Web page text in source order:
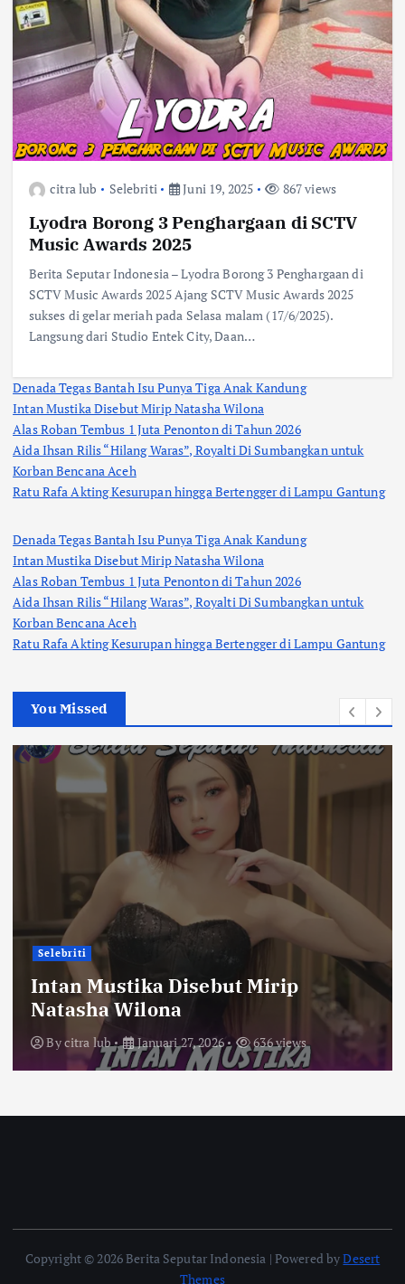
citra lub Selebriti Juni 19, 2025 867 views
Lyodra Borong 3 Penghargaan di SCTV
Music Awards 2025
Berita Seputar Indonesia – Lyodra Borong 3 Penghargaan di
SCTV Music Awards 2025 Ajang SCTV Music Awards 2025
sukses di gelar meriah pada Selasa malam (17/6/2025).
Langsung dari Studio Entek City, Daan…
Denada Tegas Bantah Isu Punya Tiga Anak Kandung
Intan Mustika Disebut Mirip Natasha Wilona
Alas Roban Tembus 1 Juta Penonton di Tahun 2026
Aida Ihsan Rilis “Hilang Waras”, Royalti Di Sumbangkan untuk
Korban Bencana Aceh
Ratu Rafa Akting Kesurupan hingga Bertengger di Lampu Gantung
Denada Tegas Bantah Isu Punya Tiga Anak Kandung
Intan Mustika Disebut Mirip Natasha Wilona
Alas Roban Tembus 1 Juta Penonton di Tahun 2026
Aida Ihsan Rilis “Hilang Waras”, Royalti Di Sumbangkan untuk
Korban Bencana Aceh
Ratu Rafa Akting Kesurupan hingga Bertengger di Lampu Gantung
You Missed
Selebriti
Intan Mustika Disebut Mirip
Natasha Wilona
Bycitra lub Januari 27, 2026 636 views
Copyright © 2026 Berita Seputar Indonesia | Powered byDesert
Themes